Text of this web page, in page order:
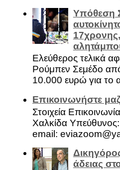
Υπόθεση
Ελεύθερος τελικά
Ρούμπεν Σεμέδο
10.000 ευρώ για το
Επικοινωνήστε
Στοιχεία
Χαλκίδα
email:
άδειας